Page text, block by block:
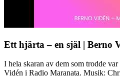
Ett hjärta – en själ | Berno
I hela skaran av dem som trodde
Vidén i Radio Maranata. Musik: